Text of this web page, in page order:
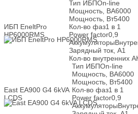
ИБП EneltPro
HP6000RMS
Тип ИБПOn-line
Мощность, ВА6000
Мощность, Вт5400
Кол-во фаз1 в 1
Power factor0,9
Аккумуляторы
Зарядный ток, А1
Кол-во внутренних
East EA900 G4 6kVA
LCDS
Тип ИБПOn-line
Мощность, ВА6000
Мощность, Вт5400
Кол-во фаз1 в 1
Power factor0,9
Аккумуляторы